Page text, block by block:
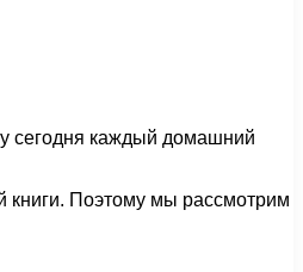
сегодня каждый домашний
книги. Поэтому мы рассмотрим